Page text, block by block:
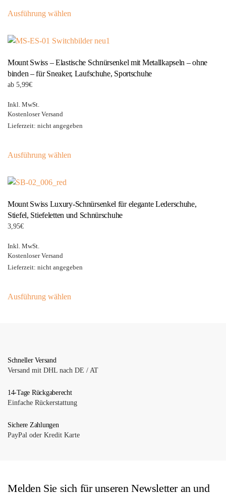
werden
Ausführung wählenProdukt
mehrere
auf.
Die
der
werden
Mount Swiss – Elastische Schnürsenkel mit Metallkapseln – ohne
binden – für Sneaker, Laufschuhe, Sportschuhe
ab 5,99€
Inkl. MwSt.
Kostenloser Versand
Lieferzeit: nicht angegeben
Ausführung wählenProdukt
auf.
Die
der
werden
Mount Swiss Luxury-Schnürsenkel für elegante Lederschuhe,
Stiefel, Stiefeletten und Schnürschuhe
3,95€
Inkl. MwSt.
Kostenloser Versand
Lieferzeit: nicht angegeben
Ausführung wählenProdukt
Optionen
auf
der
gewählt
Schneller Versand
Versand mit DHL nach DE / AT
14-Tage Rückgaberecht
Einfache Rückerstattung
Sichere Zahlungen
PayPal oder Kredit Karte
Melden Sie sich für unseren Newsletter an und